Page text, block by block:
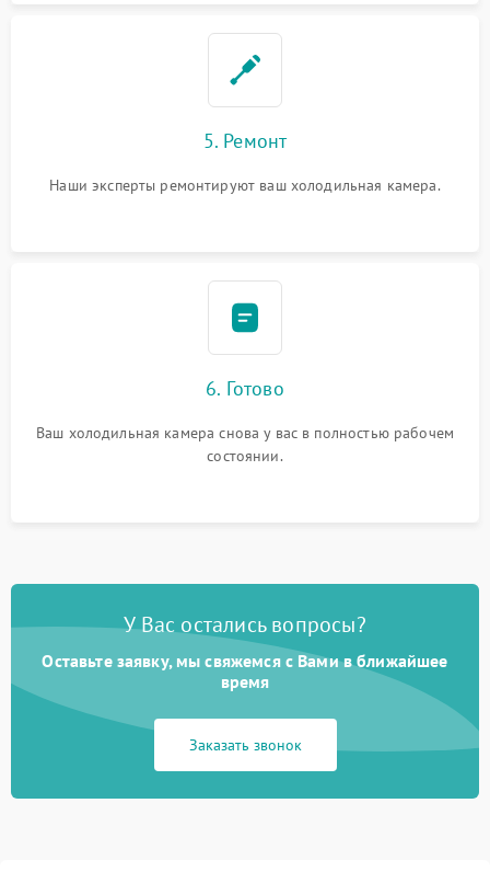
5. Ремонт
Наши эксперты ремонтируют ваш холодильная камера.
6. Готово
Ваш холодильная камера снова у вас в полностью рабочем
состоянии.
У Вас остались вопросы?
Оставьте заявку, мы свяжемся с Вами в ближайшее
время
Заказать звонок